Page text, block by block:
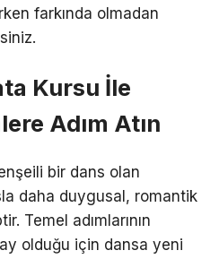
farkında olmadan
Kursu İle
Adım Atın
bir dans olan
daha duygusal, romantik
Temel adımlarının
olduğu için dansa yeni